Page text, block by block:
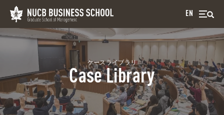
EN
ケースライブラリ
Case Library